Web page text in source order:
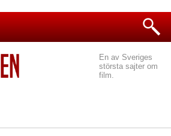
En av Sveriges
största sajter om
film.